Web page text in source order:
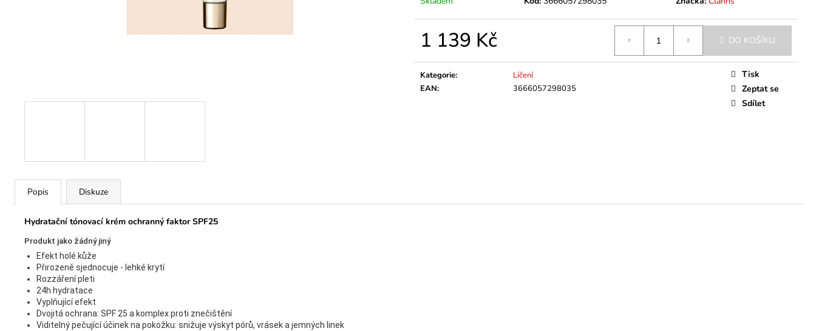
1 139 Kč DO KOŠÍKU
Kategorie:
Líčení
EAN: 3666057298035
Tisk
Zeptat se
Sdílet
Popis Diskuze
Hydratační tónovací krém ochranný faktor SPF25
Produkt jako žádný jiný
Efekt holé kůže
Přirozeně sjednocuje - lehké krytí
Rozzáření pleti
24h hydratace
Vyplňující efekt
Dvojitá ochrana: SPF 25 a komplex proti znečištění
Viditelný pečující účinek na pokožku: snižuje výskyt pórů, vrásek a jemných linek